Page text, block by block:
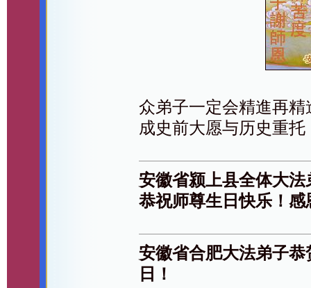
众弟子一定会精進再
成史前大愿与历史重托
安徽省颍上县全体大
恭祝师尊生日快乐！
安徽省合肥大法弟子
日！